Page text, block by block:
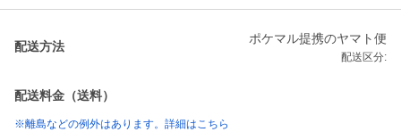
配送方法
ポケマル提携のヤマト便
配送区分:
配送料金（送料）
※離島などの例外はあります。詳細はこちら